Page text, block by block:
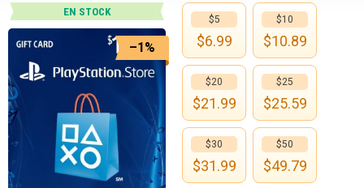
EN STOCK
–1%
$5
$6.99
$10
$10.89
$20
$21.99
$25
$25.59
$30
$31.99
$50
$49.79